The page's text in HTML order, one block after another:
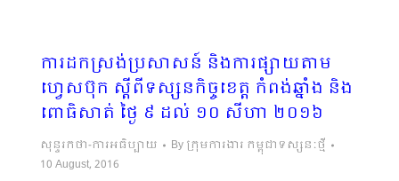
ការដកស្រង់ប្រសាសន៍ និងការផ្សាយតាម
ហ្វេសប៊ុក ស្តីពីទស្សនកិច្ចខេត្ត កំពង់ឆ្នាំង និង
ពោធិសាត់ ថ្ងៃ ៩ ដល់ ១០ សីហា ២០១៦
សុន្ទរកថា-ការអធិប្បាយ By ក្រុមការងារ កម្ពុជាទស្សនៈថ្មី
10 August, 2016